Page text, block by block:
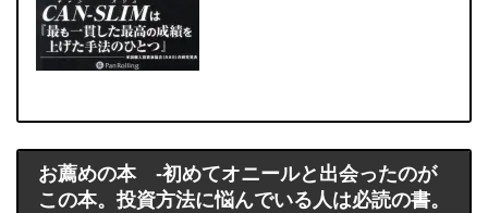
お薦めの本 -初めてオニールと出会ったのが
この本。投資方法に悩んでいる人は必読の書。